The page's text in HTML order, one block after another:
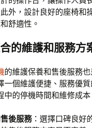
外，設計良好的座椅和
舒適性。
的維護和服務方
的維護保養和售後服務
一個維護便捷、服務優
中的停機時間和維修成本
後服務：選擇口碑良好